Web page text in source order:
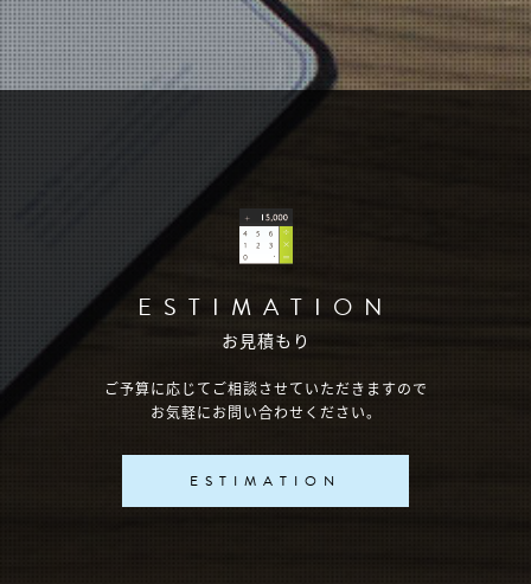
ESTIMATION
お見積もり
ご予算に応じてご相談させていただきますので
お気軽にお問い合わせください。
ESTIMATION